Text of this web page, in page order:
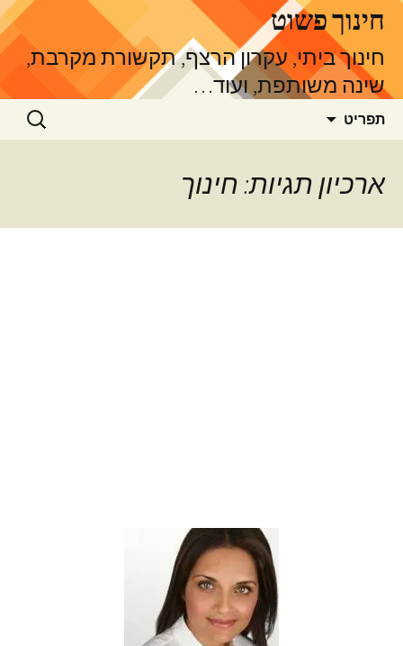
לדלג
לתוכןחינוך פשוט
חינוך ביתי, עקרון הרצף, תקשורת מקרבת,
שינה משותפת, ועוד…
תפריט חיפוש:
ארכיון תגיות: חינוך